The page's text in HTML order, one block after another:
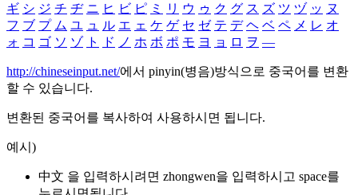
ギ シ ジ チ ヂ ニ ヒ ビ ピ ミ リ ウ ゥ ク グ ス ズ ツ ヅ ッ ヌ
フ ブ プ ム ユ ュ ル エ ェ ケ ゲ セ ゼ テ デ ヘ ベ ペ メ レ オ
ォ コ ゴ ソ ゾ ト ド ノ ホ ボ ポ モ ヨ ョ ロ ヲ ―
http://chineseinput.net/에서 pinyin(병음)방식으로 중국어를 변환
할 수 있습니다.
변환된 중국어를 복사하여 사용하시면 됩니다.
예시)
中文 을 입력하시려면 zhongwen을 입력하시고 space를